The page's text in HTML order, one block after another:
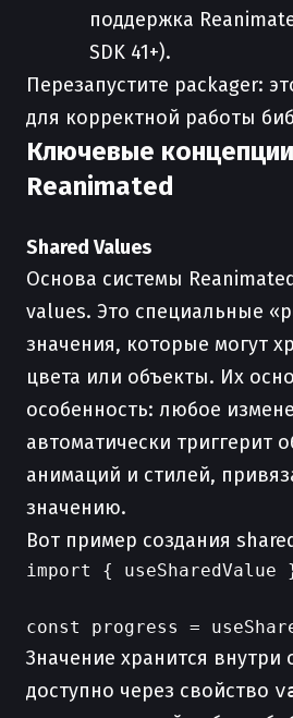
поддержка
SDK 41+).
Перезапустите packager:
для корректной работы
Ключевые
Reanimated
Shared Values
Основа системы
values. Это специальные
значения, которые могут
цвета или объекты. Их
особенность: любое
автоматически триггерит
анимаций и стилей,
значению.
Вот пример создания
import {
Значение хранится внутри
доступно через свойство